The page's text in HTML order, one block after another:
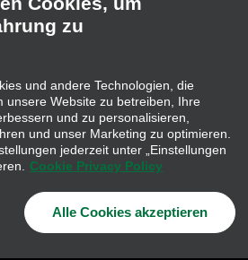
Cookie-Richtlinie
Lieferkettensorgfaltspflichtengesetz
(LkSG) Grundsatzerklärung
Alle Rechte vorbehalten
zu
und andere Technologien, die
unsere Website zu betreiben, Ihre
und zu personalisieren,
und unser Marketing zu optimieren.
jederzeit unter „Einstellungen
Cookie Privacy Policy
Alle Cookies akzeptieren